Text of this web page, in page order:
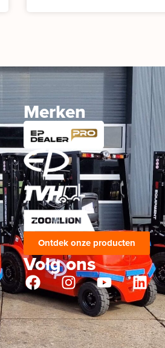
Merken
Ontdek onze producten
Volg ons